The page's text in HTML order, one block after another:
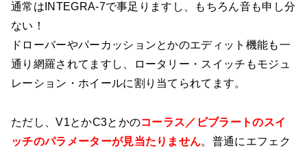
通常はINTEGRA-7で事足りますし、もちろん音も申し分
ない！
ドローバーやパーカッションとかのエディット機能も一
通り網羅されてますし、ロータリー・スイッチもモジュ
レーション・ホイールに割り当てられてます。
ただし、V1とかC3とかのコーラス／ビブラートのスイ
ッチのパラメーターが見当たりません。普通にエフェク